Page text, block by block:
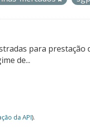
para
de...
da API).